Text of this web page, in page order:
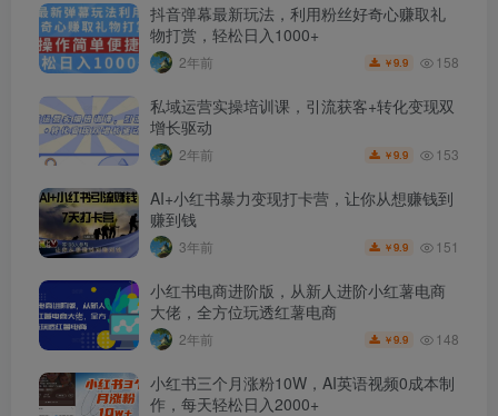
抖音弹幕最新玩法，利用粉丝好奇心赚取礼
物打赏，轻松日入1000+
2年前 ￥9.9 158
私域运营实操培训课，引流获客+转化变现双
增长驱动
2年前 ￥9.9 153
AI+小红书暴力变现打卡营，让你从想赚钱到
赚到钱
3年前 ￥9.9 151
小红书电商进阶版，从新人进阶小红薯电商
大佬，全方位玩透红薯电商
2年前 ￥9.9 148
小红书三个月涨粉10W，AI英语视频0成本制
作，每天轻松日入2000+